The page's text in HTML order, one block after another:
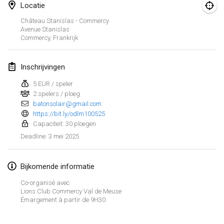
Weergave lijst
Locatie
Château Stanislas - Commercy
Avenue Stanislas
Commercy, Frankrijk
Inschrijvingen
5 EUR / speler
2 spelers / ploeg
batonsolair@gmail.com
https://bit.ly/odlm100525
Capaciteit: 30 ploegen
Deadline: 3 mei 2025
Bijkomende informatie
Co-organisé avec
Lions Club Commercy Val de Meuse
Émargement à partir de 9H30
februari 2025
US Mölkky Winter
7 feb. 2025
Open des vendanges tardives
8 feb. 2025|Frankrijk
Indoor de la CASAS
15 feb. 2025|Frankrijk
15 feb. 2025|Finland
Warm-up EM Indoor
28 feb. 2025